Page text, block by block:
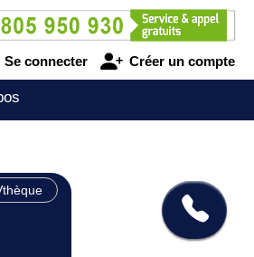
Se connecter Créer un compte